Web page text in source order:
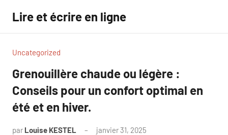
contenu
Lire et écrire en ligne
Uncategorized
Grenouillère chaude ou légère :
Conseils pour un confort optimal en
été et en hiver.
par Louise KESTEL janvier 31, 2025